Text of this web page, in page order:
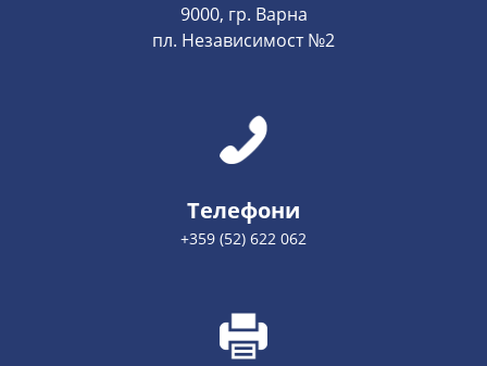
9000, гр. Варна
пл. Независимост №2
Телефони
+359 (52) 622 062